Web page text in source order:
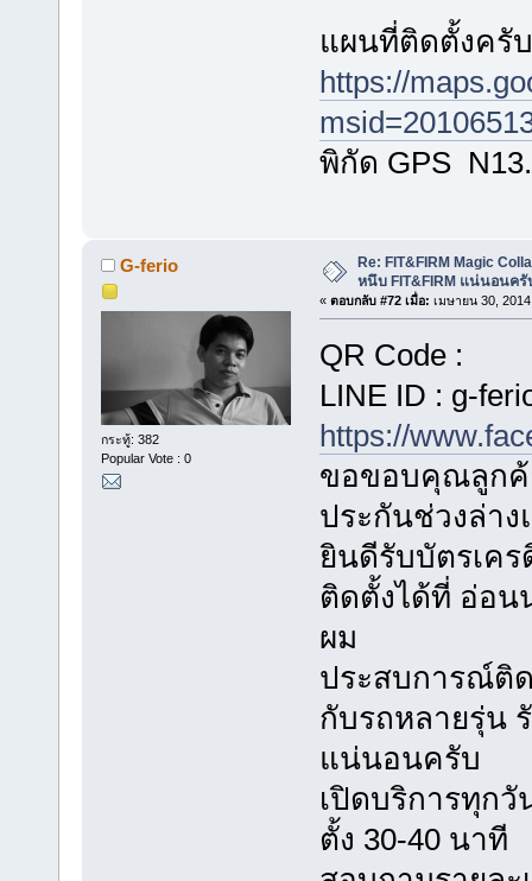
แผนที่ติดตั้งครับ
https://
พิกัด GPS
G-ferio
กระทู้: 382
Popular Vote : 0
Re: FIT&FIRM Magic
หนึบ FIT&FIRM แน่นอนครั
« ตอบกลับ #72 เมื่อ: เมษายน 30,
QR Code :
LINE ID : g-
https://
ขอขอบคุณลูกค้
ประกันช่วงล่า
ยินดีรับบัตรเค
ติดตั้งได้ที่ อ่อน
ผม
ประสบการณ์ติ
กับรถหลายรุ่น
แน่นอนครับ
เปิดบริการทุกวั
ตั้ง 30-40 นาที